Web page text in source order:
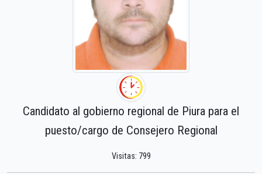
Candidato al gobierno regional de Piura para el
puesto/cargo de Consejero Regional
Visitas: 799